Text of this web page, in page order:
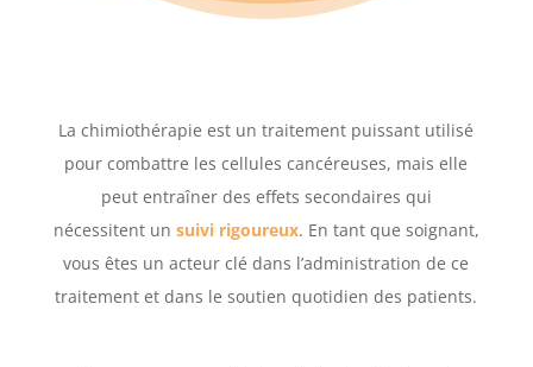
La chimiothérapie est un traitement puissant utilisé
pour combattre les cellules cancéreuses, mais elle
peut entraîner des effets secondaires qui
nécessitent un suivi rigoureux. En tant que soignant,
vous êtes un acteur clé dans l’administration de ce
traitement et dans le soutien quotidien des patients.